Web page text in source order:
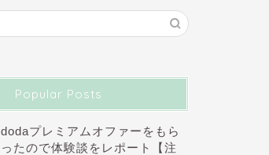
Popular Posts
dodaプレミアムオファーをもら
ったので体験談をレポート【注